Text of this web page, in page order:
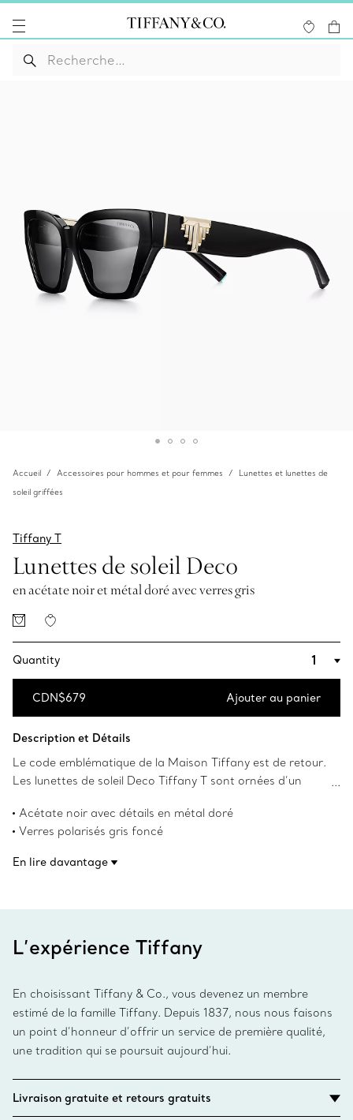
Accueil Accessoires pour hommes et pour femmes
Lunettes et lunettes de
soleil griffées
Tiffany T
Lunettes de soleil Deco
en acétate noir et métal doré avec verres gris
Quantity
CDN$679 Ajouter au panier
Description et Détails
Le code emblématique de la Maison Tiffany est de retour.
Les lunettes de soleil Deco Tiffany T sont ornées d’un
préférée et de créations Art déco des archives de Tiffany.
Cette paire de lunettes de soleil Tiffany T est
métalliques dorés et des verres œil-de-chat polarisés gris
Acétate noir avec détails en métal doré
Verres polarisés gris foncé
Largeur du verre : 55 mm
Fait en Italie
Numéro de produit:74378846
En lire davantage
L’expérience Tiffany
En choisissant Tiffany & Co., vous devenez un membre
estimé de la famille Tiffany. Depuis 1837, nous nous faisons
un point d’honneur d’offrir un service de première qualité,
une tradition qui se poursuit aujourd’hui.
Livraison gratuite et retours gratuits